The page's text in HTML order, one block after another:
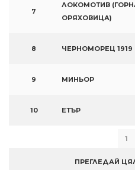
7
ЛОКОМОТИВ
ОРЯХОВИЦА)
8 ЧЕРНОМОРЕЦ 1919
9 МИНЬОР
10 ЕТЪР
1
ПРЕГЛЕДАЙ